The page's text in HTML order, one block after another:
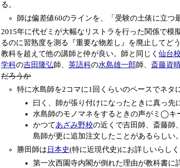
る。
師は偏差値60のラインを、「受験の土俵に立つ
2015年に代ゼミが大幅なリストラを行った関係で模
るのに習熟度を測る『重要な物差し』を廃止してど
教科を超えて他の講師と仲が良い。師と同じく 仙台校
学科の吉田隆弘師、 英語科の水島雄一郎師、 斎藤資
だろうか
特に水島師を2コマに1回くらいのペースでネタ
曰く、師が張り付けになったときに真っ先
水島師のモノマネをするときの声がミ◯キ
かつてあざみ野校の近くで吉田師、斎藤師
島師が更に追加注文したことがあるらしい
勝田師は 日本史(特に近現代史)にお詳しいらし
第一次西園寺内閣が倒れた理由が教科書に